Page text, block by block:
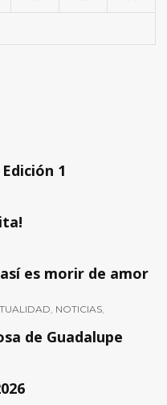
1
es morir de amor
NOTICIAS
de Guadalupe